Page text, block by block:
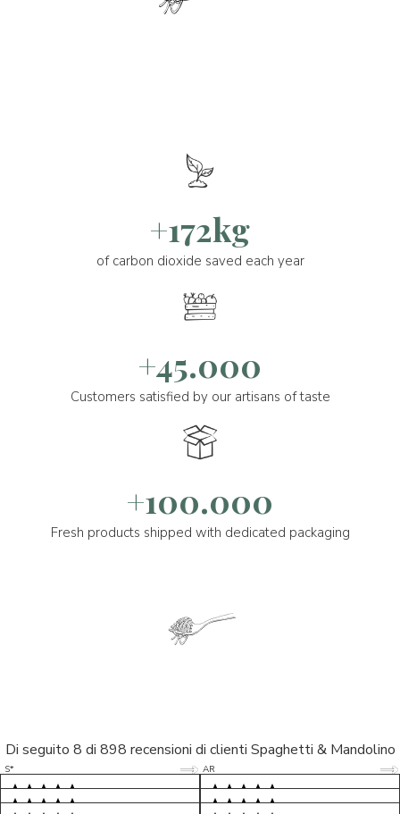
+172kg
of carbon dioxide saved each year
+45.000
Customers satisfied by our artisans of taste
+100.000
Fresh products shipped with dedicated packaging
Di seguito 8 di 898 recensioni di clienti Spaghetti & Mandolino
S* 5/5
LP 5/5
M* 5/5
AR 5/5
D* 5/5
S* 5/5